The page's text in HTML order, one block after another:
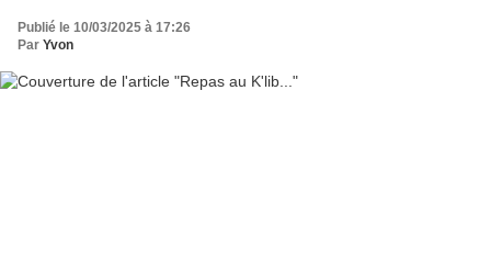
Publié le 10/03/2025 à 17:26
Par Yvon